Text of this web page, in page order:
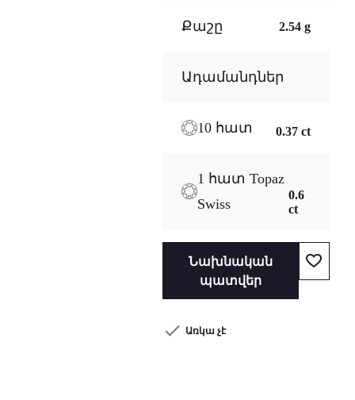
Քաշը 2.54 g
Ադամանդներ
10 հատ 0.37 ct
1 հատ Topaz
Swiss
0.6
ct
Նախնական
պատվեր
Առկա չէ